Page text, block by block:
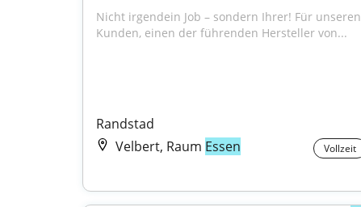
Nicht irgendein Job – sondern Ihrer! Für unseren
Kunden, einen der führenden Hersteller von...
Randstad
Velbert, Raum Essen Vollzeit